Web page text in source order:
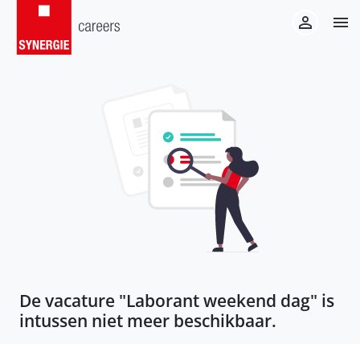
De vacature "Laborant weekend dag" is
intussen niet meer beschikbaar.